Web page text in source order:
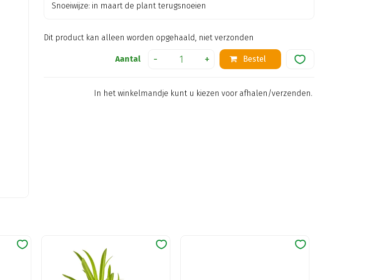
Snoeiwijze: in maart de plant terugsnoeien
Dit product kan alleen worden opgehaald, niet verzonden
Aantal
In het winkelmandje kunt u kiezen voor afhalen/verzenden.